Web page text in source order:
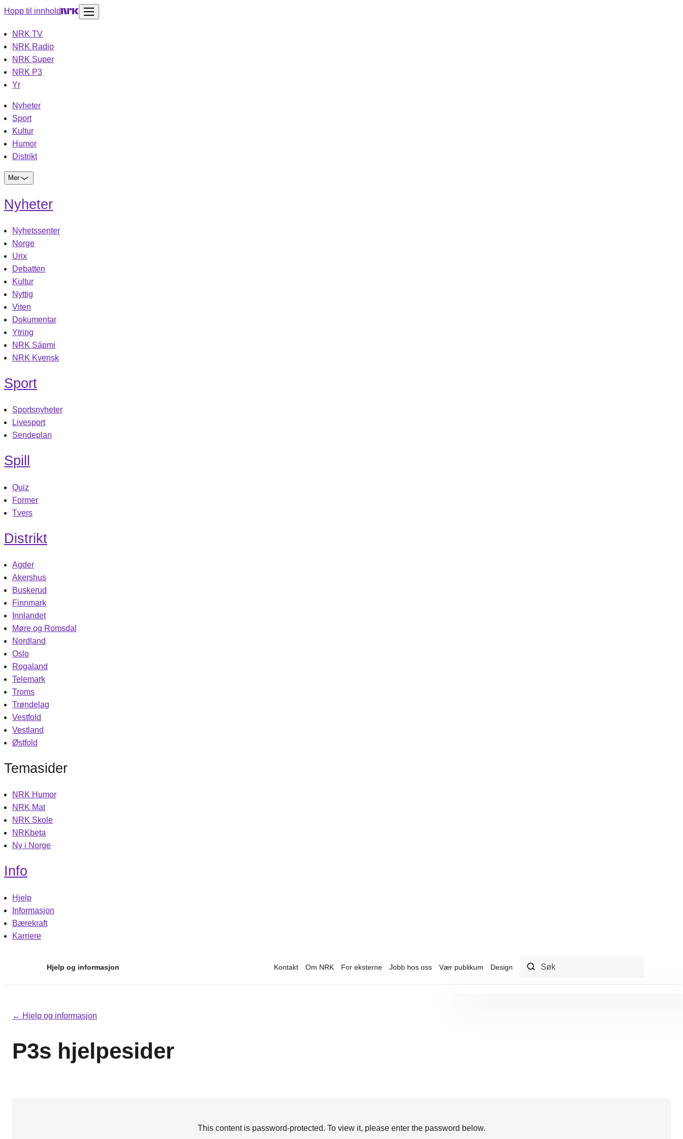
Hopp til innhold
NRK TV
NRK Radio
NRK Super
NRK P3
Yr
Nyheter
Sport
Kultur
Humor
Distrikt
Mer
Nyheter
Nyhetssenter
Norge
Urix
Debatten
Kultur
Nyttig
Viten
Dokumentar
Ytring
NRK Sápmi
NRK Kvensk
Sport
Sportsnyheter
Livesport
Sendeplan
Spill
Quiz
Former
Tvers
Distrikt
Agder
Akershus
Buskerud
Finnmark
Innlandet
Møre og Romsdal
Nordland
Oslo
Rogaland
Telemark
Troms
Trøndelag
Vestfold
Vestland
Østfold
Temasider
NRK Humor
NRK Mat
NRK Skole
NRKbeta
Ny i Norge
Info
Hjelp
Informasjon
Bærekraft
Karriere
Hjelp og informasjon Kontakt Om NRK For eksterne Jobb hos oss Vær publikum Design
innhold
← Hjelp og informasjon
P3s hjelpesider
This content is password-protected. To view it, please enter the password below.